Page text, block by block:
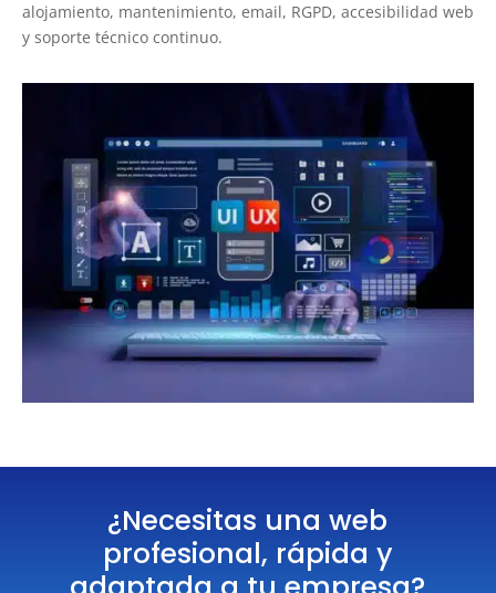
alojamiento, mantenimiento, email, RGPD, accesibilidad web
y soporte técnico continuo.
¿Necesitas una web
profesional, rápida y